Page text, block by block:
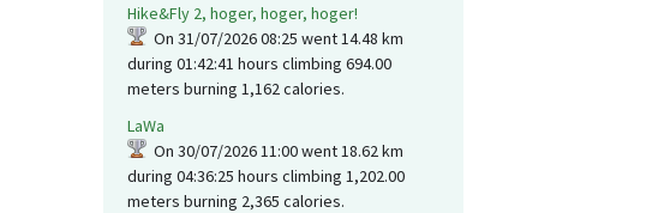
Hike&Fly 2, hoger, hoger, hoger!
On 31/07/2026 08:25 went 14.48 km
during 01:42:41 hours climbing 694.00
meters burning 1,162 calories.
LaWa
On 30/07/2026 11:00 went 18.62 km
during 04:36:25 hours climbing 1,202.00
meters burning 2,365 calories.